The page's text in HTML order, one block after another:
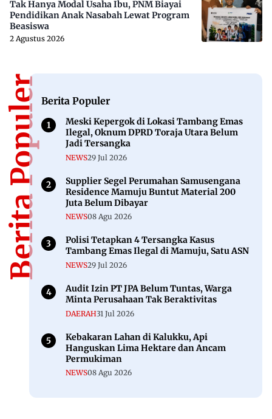
Tak Hanya Modal Usaha Ibu, PNM Biayai
Pendidikan Anak Nasabah Lewat Program
Beasiswa
2 Agustus 2026
Berita PopulerBerita Populer
Meski Kepergok di Lokasi Tambang Emas
Ilegal, Oknum DPRD Toraja Utara Belum
Jadi Tersangka
NEWS29 Jul 2026
Supplier Segel Perumahan Samusengana
Residence Mamuju Buntut Material 200
Juta Belum Dibayar
NEWS08 Agu 2026
Polisi Tetapkan 4 Tersangka Kasus
Tambang Emas Ilegal di Mamuju, Satu ASN
NEWS29 Jul 2026
Audit Izin PT JPA Belum Tuntas, Warga
Minta Perusahaan Tak Beraktivitas
DAERAH31 Jul 2026
Kebakaran Lahan di Kalukku, Api
Hanguskan Lima Hektare dan Ancam
Permukiman
NEWS08 Agu 2026